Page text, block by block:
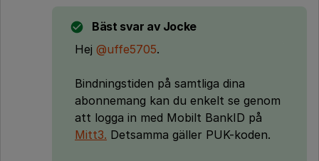
Bäst svar av Jocke
Hej @uffe5705.
Bindningstiden på samtliga dina
abonnemang kan du enkelt se genom
att logga in med Mobilt BankID på
Mitt3. Detsamma gäller PUK-koden.